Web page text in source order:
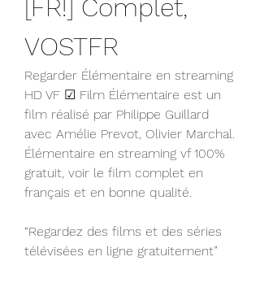
[FR!] Complet,
VOSTFR
Regarder Élémentaire en streaming
HD VF ☑ Film Élémentaire est un
film réalisé par Philippe Guillard
avec Amélie Prevot, Olivier Marchal.
Élémentaire en streaming vf 100%
gratuit, voir le film complet en
français et en bonne qualité.
“Regardez des films et des séries
télévisées en ligne gratuitement”